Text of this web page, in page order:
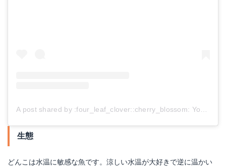
A post shared by :four_leaf_clover::cherry_blossom: Yoshinori Sugaya :cherry_blossom::four_leaf_clover: (@yoshinori_01)
生態
どんこは水温に敏感な魚です。涼しい水温が大好きで逆に温かい